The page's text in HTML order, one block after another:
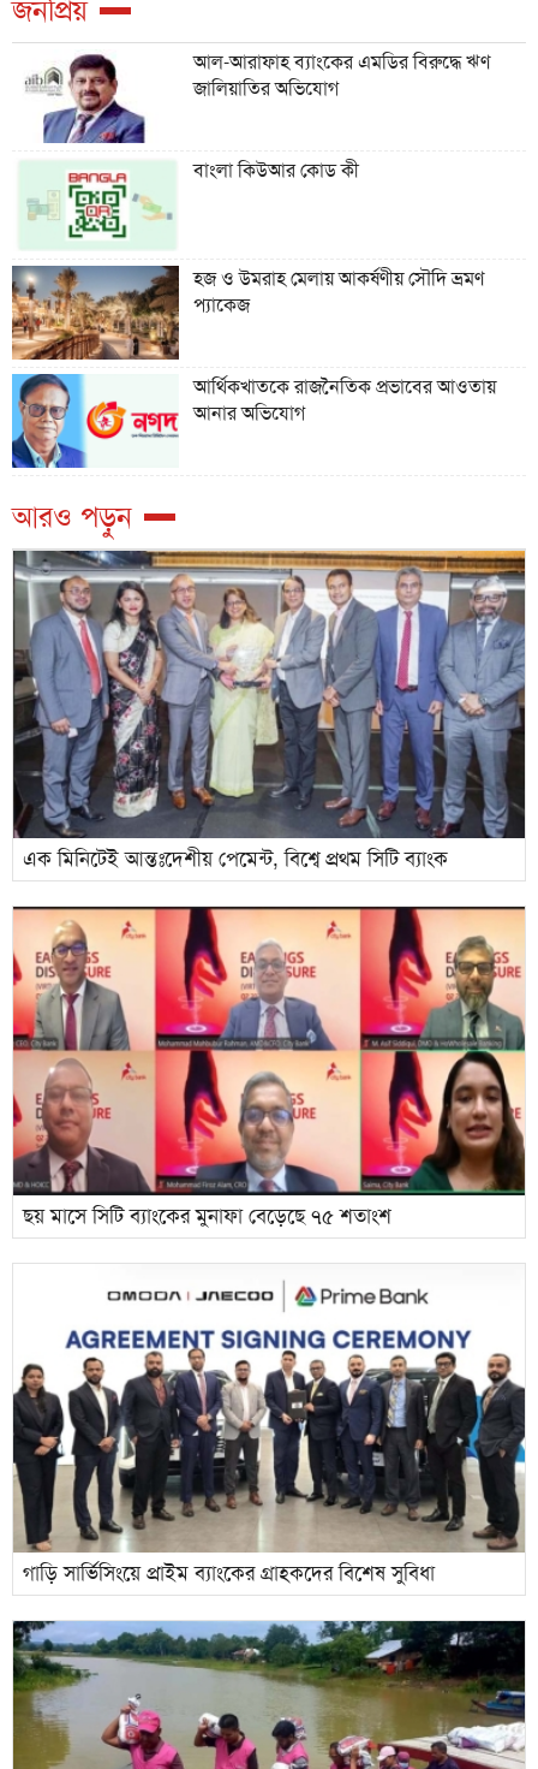
জনপ্রিয়
আল-আরাফাহ ব্যাংকের এমডির বিরুদ্ধে ঋণ
জালিয়াতির অভিযোগ
বাংলা কিউআর কোড কী
হজ ও উমরাহ মেলায় আকর্ষণীয় সৌদি ভ্রমণ
প্যাকেজ
আর্থিকখাতকে রাজনৈতিক প্রভাবের আওতায়
আনার অভিযোগ
আরও পড়ুন
এক মিনিটেই আন্তঃদেশীয় পেমেন্ট, বিশ্বে প্রথম সিটি ব্যাংক
ছয় মাসে সিটি ব্যাংকের মুনাফা বেড়েছে ৭৫ শতাংশ
গাড়ি সার্ভিসিংয়ে প্রাইম ব্যাংকের গ্রাহকদের বিশেষ সুবিধা